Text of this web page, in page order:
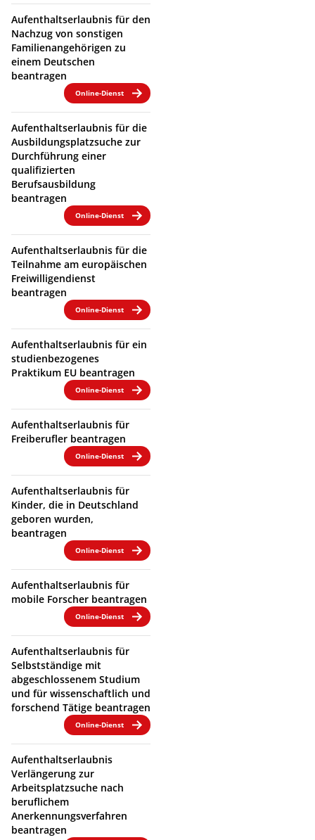
Aufenthaltserlaubnis für den
Nachzug von sonstigen
Familienangehörigen zu
einem Deutschen
beantragen
Online-Dienst
Aufenthaltserlaubnis für die
Ausbildungsplatzsuche zur
Durchführung einer
qualifizierten
Berufsausbildung
beantragen
Online-Dienst
Aufenthaltserlaubnis für die
Teilnahme am europäischen
Freiwilligendienst
beantragen
Online-Dienst
Aufenthaltserlaubnis für ein
studienbezogenes
Praktikum EU beantragen
Online-Dienst
Aufenthaltserlaubnis für
Freiberufler beantragen
Online-Dienst
Aufenthaltserlaubnis für
Kinder, die in Deutschland
geboren wurden,
beantragen
Online-Dienst
Aufenthaltserlaubnis für
mobile Forscher beantragen
Online-Dienst
Aufenthaltserlaubnis für
Selbstständige mit
abgeschlossenem Studium
und für wissenschaftlich und
forschend Tätige beantragen
Online-Dienst
Aufenthaltserlaubnis
Verlängerung zur
Arbeitsplatzsuche nach
beruflichem
Anerkennungsverfahren
beantragen